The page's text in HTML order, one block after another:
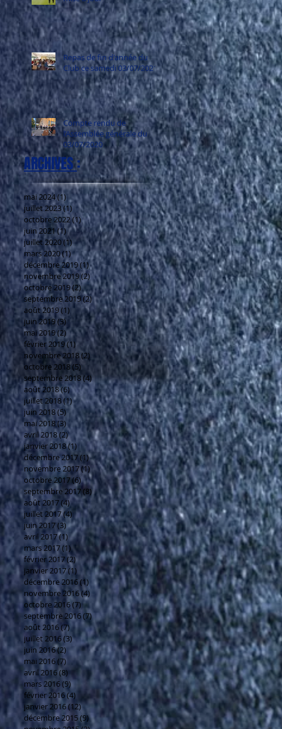
Repas de fin d'année du
Club ce samedi 03/07/2021
Compte rendu de
l’Assemblée générale du
03/07/2020
mai 2024(1) 1 post
juillet 2023(1)1 post
octobre 2022(1)1 post
juin 2021(1)1 post
juillet 2020(1)1 post
mars 2020(1)1 post
décembre 2019(1)1 post
novembre 2019(2)2 posts
octobre 2019(2)2 posts
septembre 2019(2)2 posts
août 2019(1) 1 post
juin 2019(3) 3 posts
mai 2019(2)2 posts
février 2019(1)1 post
novembre 2018(2) 2 posts
octobre 2018(5)5 posts
septembre 2018(4)4 posts
août 2018(6)6 posts
juillet 2018(1)1 post
juin 2018(5)5 posts
mai 2018(3) 3 posts
avril 2018(2)2 posts
janvier 2018(1)1 post
décembre 2017(1)1 post
novembre 2017(1)1 post
octobre 2017(6)6 posts
septembre 2017(8)8 posts
août 2017(4)4 posts
juillet 2017(4)4 posts
juin 2017(3)3 posts
avril 2017(1) 1 post
mars 2017(1)1 post
février 2017(2)2 posts
janvier 2017(1) 1 post
décembre 2016(1) 1 post
novembre 2016(4) 4 posts
octobre 2016(7)7 posts
septembre 2016(7)7 posts
août 2016(7)7 posts
juillet 2016(3)3 posts
juin 2016(2) 2 posts
mai 2016(7) 7 posts
avril 2016(8) 8 posts
mars 2016(9)9 posts
février 2016(4) 4 posts
janvier 2016(12)12 posts
décembre 2015(9)9 posts
ARCHIVES: